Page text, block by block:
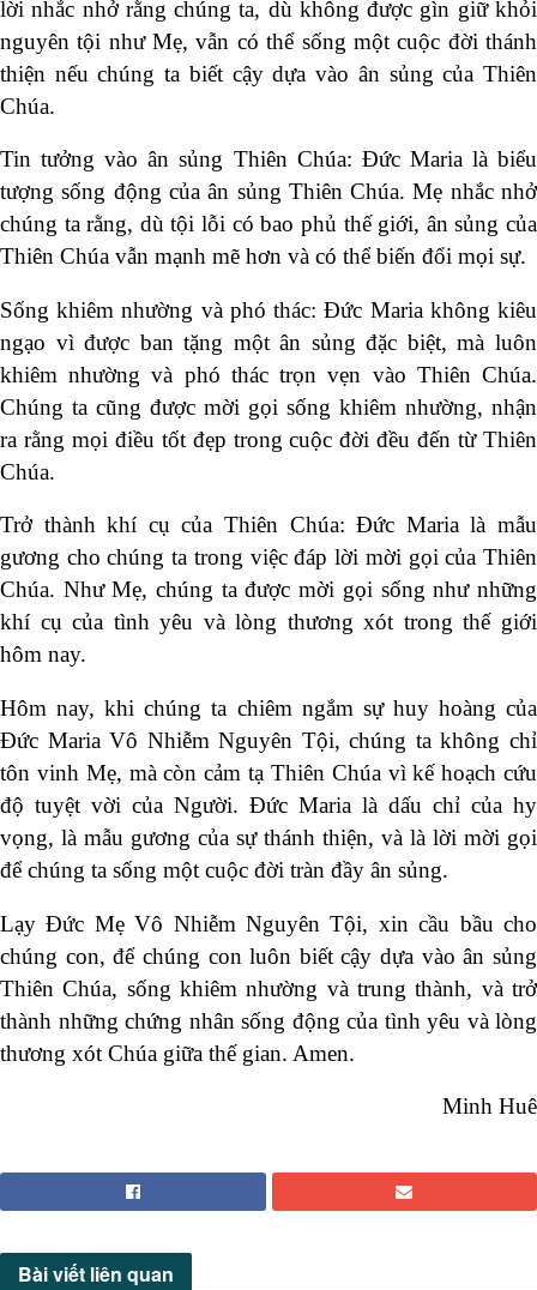
lời nhắc nhở rằng chúng ta, dù không được gìn giữ khỏi
nguyên tội như Mẹ, vẫn có thể sống một cuộc đời thánh
thiện nếu chúng ta biết cậy dựa vào ân sủng của Thiên
Chúa.
Tin tưởng vào ân sủng Thiên Chúa: Đức Maria là biểu
tượng sống động của ân sủng Thiên Chúa. Mẹ nhắc nhở
chúng ta rằng, dù tội lỗi có bao phủ thế giới, ân sủng của
Thiên Chúa vẫn mạnh mẽ hơn và có thể biến đổi mọi sự.
Sống khiêm nhường và phó thác: Đức Maria không kiêu
ngạo vì được ban tặng một ân sủng đặc biệt, mà luôn
khiêm nhường và phó thác trọn vẹn vào Thiên Chúa.
Chúng ta cũng được mời gọi sống khiêm nhường, nhận
ra rằng mọi điều tốt đẹp trong cuộc đời đều đến từ Thiên
Chúa.
Trở thành khí cụ của Thiên Chúa: Đức Maria là mẫu
gương cho chúng ta trong việc đáp lời mời gọi của Thiên
Chúa. Như Mẹ, chúng ta được mời gọi sống như những
khí cụ của tình yêu và lòng thương xót trong thế giới
hôm nay.
Hôm nay, khi chúng ta chiêm ngắm sự huy hoàng của
Đức Maria Vô Nhiễm Nguyên Tội, chúng ta không chỉ
tôn vinh Mẹ, mà còn cảm tạ Thiên Chúa vì kế hoạch cứu
độ tuyệt vời của Người. Đức Maria là dấu chỉ của hy
vọng, là mẫu gương của sự thánh thiện, và là lời mời gọi
để chúng ta sống một cuộc đời tràn đầy ân sủng.
Lạy Đức Mẹ Vô Nhiễm Nguyên Tội, xin cầu bầu cho
chúng con, để chúng con luôn biết cậy dựa vào ân sủng
Thiên Chúa, sống khiêm nhường và trung thành, và trở
thành những chứng nhân sống động của tình yêu và lòng
thương xót Chúa giữa thế gian. Amen.
Minh Huê
Bài viết liên quan